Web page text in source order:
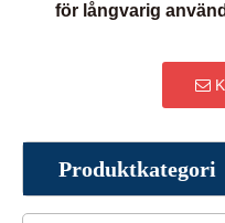
för långvarig
Produktkategori